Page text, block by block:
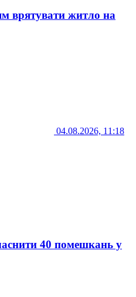
врятувати житло на
04.08.2026, 11:18
40 помешкань у